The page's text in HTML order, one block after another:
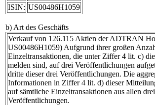
ISIN: US00486H1059
b) Art des Geschäfts
Verkauf von 126.115 Aktien der ADTRAN
US00486H1059) Aufgrund ihrer großen
Einzeltransaktionen, die unter Ziffer 4 lit. c)
melden sind, auf drei Veröffentlichungen
dritte dieser drei Veröffentlichungen. Die
Informationen in Ziffer 4 lit. d) dieser
auf sämtliche Einzeltransaktionen aus allen drei
Veröffentlichungen.